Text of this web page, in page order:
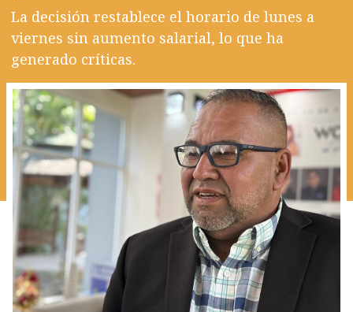
La decisión restablece el horario de lunes a
viernes sin aumento salarial, lo que ha
generado críticas.